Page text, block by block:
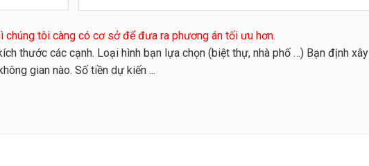
tôi càng có cơ sở để đưa ra phương án tối ưu hơn.
thước các cạnh. Loại hình bạn lựa chọn (biệt thự, nhà phố …) Bạn định xây
gian nào. Số tiền dự kiến ...